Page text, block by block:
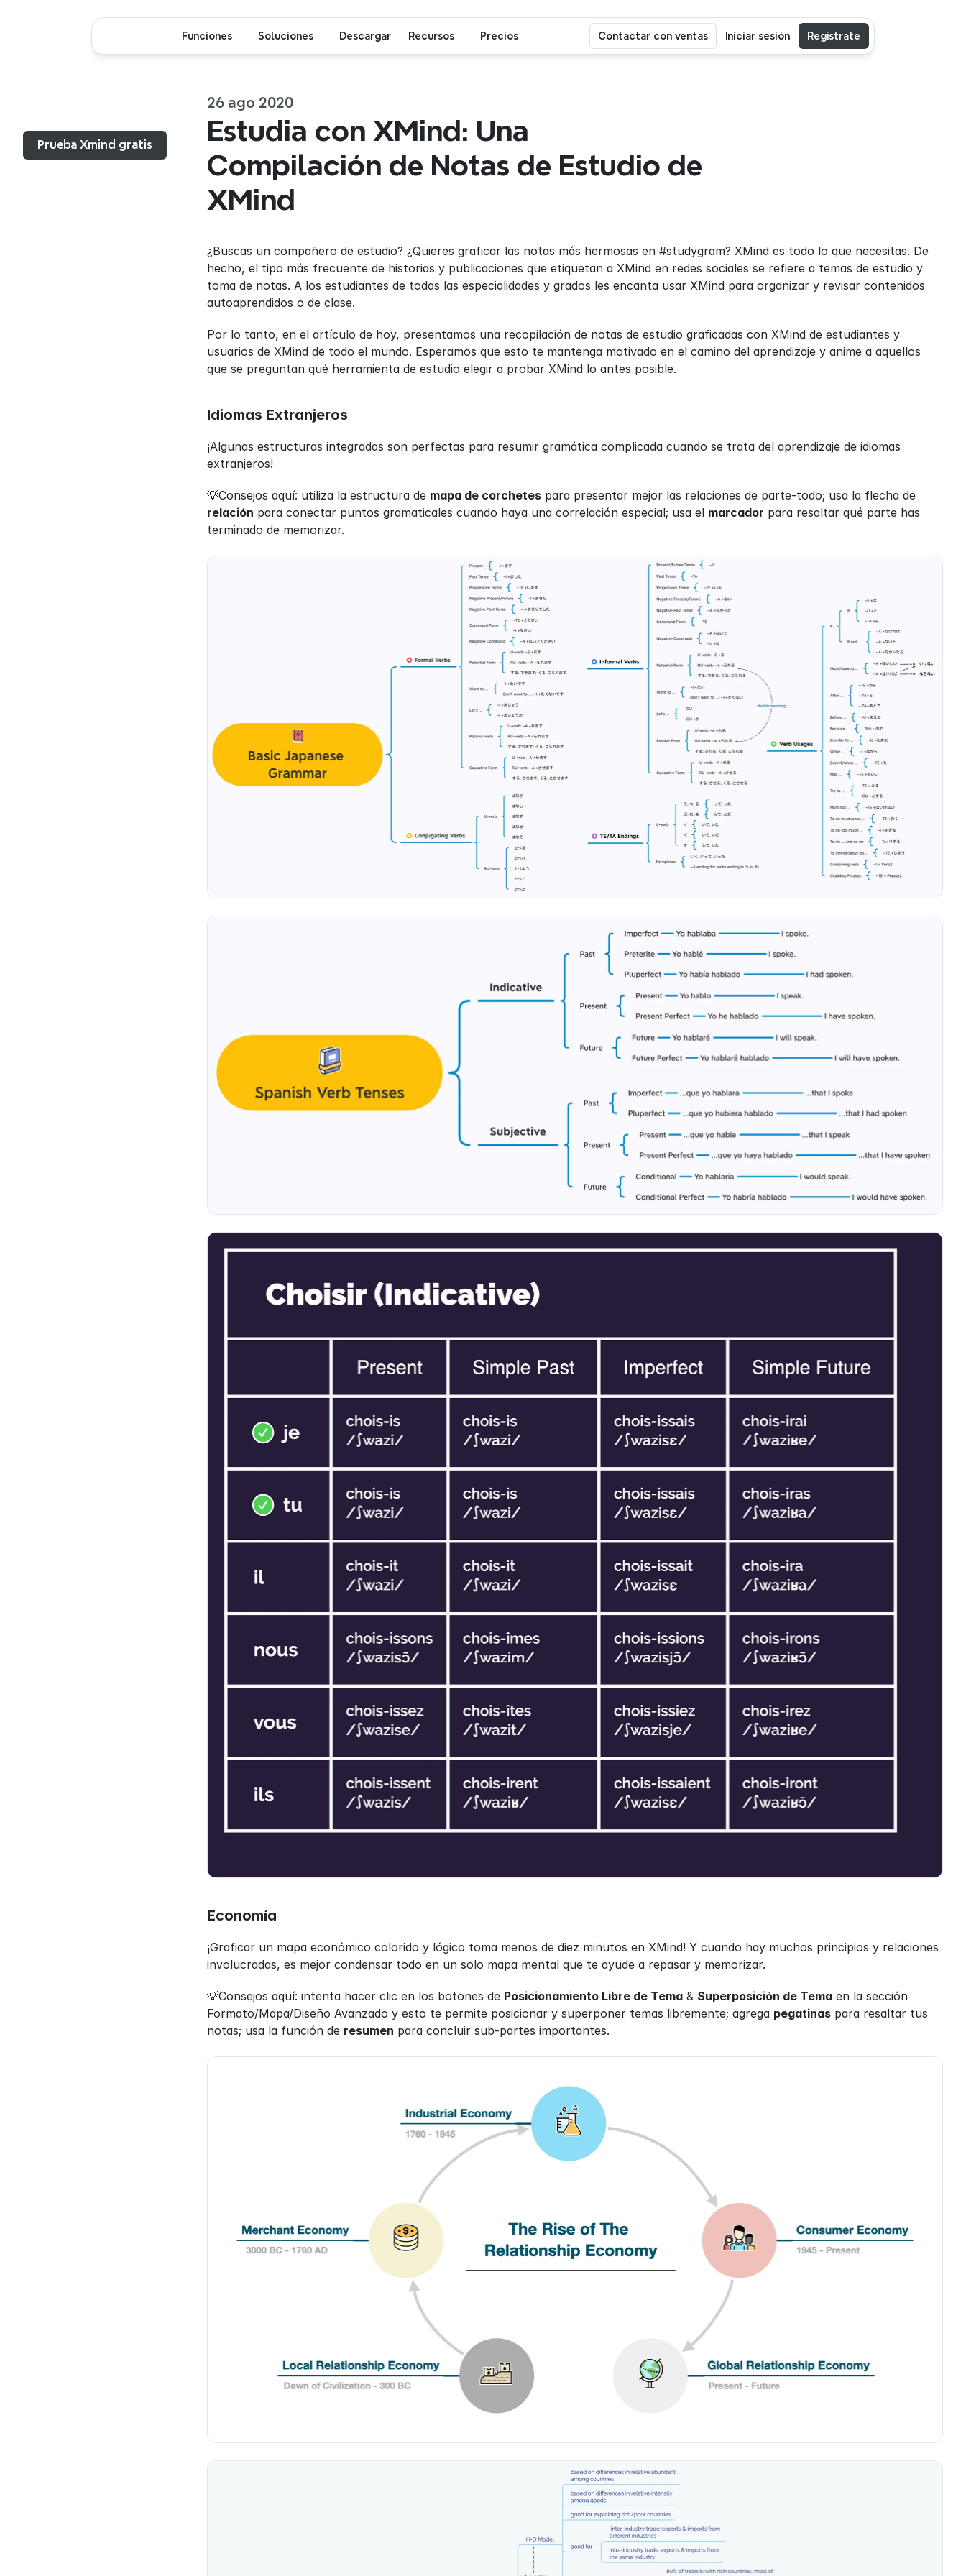
Prueba Xmind gratis
26 ago 2020
Estudia con XMind: Una
Compilación de Notas de Estudio de
XMind
¿Buscas un compañero de estudio? ¿Quieres graficar las notas más hermosas en #studygram? XMind es todo lo que necesitas. De
hecho, el tipo más frecuente de historias y publicaciones que etiquetan a XMind en redes sociales se refiere a temas de estudio y
toma de notas. A los estudiantes de todas las especialidades y grados les encanta usar XMind para organizar y revisar contenidos
autoaprendidos o de clase.
Por lo tanto, en el artículo de hoy, presentamos una recopilación de notas de estudio graficadas con XMind de estudiantes y
usuarios de XMind de todo el mundo. Esperamos que esto te mantenga motivado en el camino del aprendizaje y anime a aquellos
que se preguntan qué herramienta de estudio elegir a probar XMind lo antes posible.
Idiomas Extranjeros
¡Algunas estructuras integradas son perfectas para resumir gramática complicada cuando se trata del aprendizaje de idiomas
extranjeros!
💡Consejos aquí: utiliza la estructura de mapa de corchetes
relación para conectar puntos gramaticales cuando haya una correlación especial; usa el marcador para resaltar qué parte has
terminado de memorizar.
Economía
¡Graficar un mapa económico colorido y lógico toma menos de diez minutos en XMind! Y cuando hay muchos principios y relaciones
involucradas, es mejor condensar todo en un solo mapa mental que te ayude a repasar y memorizar.
💡Consejos aquí: intenta hacer clic en los botones de Posicionamiento Libre de Tema & Superposición de Tema en la sección
Formato/Mapa/Diseño Avanzado y esto te permite posicionar y superponer temas libremente; agrega pegatinas para resaltar tus
notas; usa la función de resumen para concluir sub-partes importantes.
Funciones Soluciones Descargar Recursos Precios Contactar con ventas Iniciar sesión Regístrate